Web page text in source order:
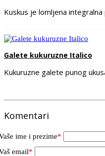
Kuskus je lomljena integralna
Galete kukuruzne Italico
Kukuruzne galete punog
Komentari
ime i prezime*
email*